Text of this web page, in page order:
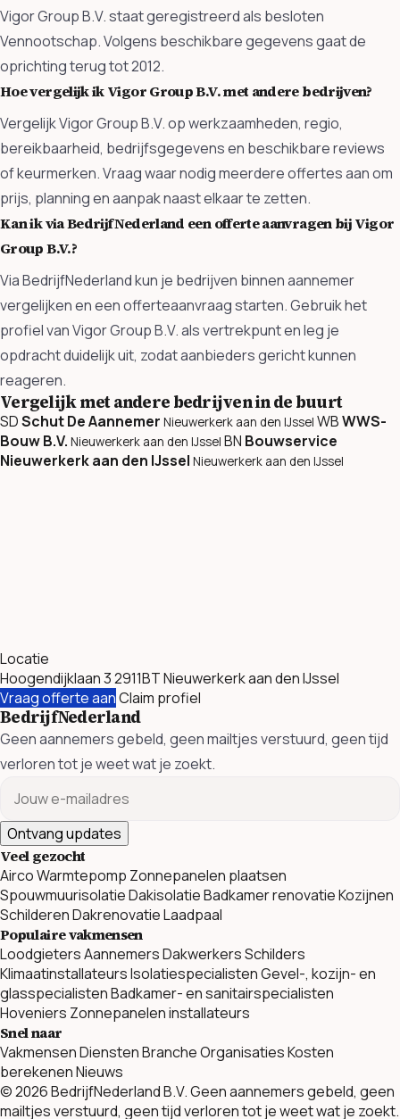
Vigor Group B.V. staat geregistreerd als besloten
Vennootschap. Volgens beschikbare gegevens gaat de
oprichting terug tot 2012.
Hoe vergelijk ik Vigor Group B.V. met andere bedrijven?
Vergelijk Vigor Group B.V. op werkzaamheden, regio,
bereikbaarheid, bedrijfsgegevens en beschikbare reviews
of keurmerken. Vraag waar nodig meerdere offertes aan om
prijs, planning en aanpak naast elkaar te zetten.
Kan ik via BedrijfNederland een offerte aanvragen bij Vigor
Group B.V.?
Via BedrijfNederland kun je bedrijven binnen aannemer
vergelijken en een offerteaanvraag starten. Gebruik het
profiel van Vigor Group B.V. als vertrekpunt en leg je
opdracht duidelijk uit, zodat aanbieders gericht kunnen
reageren.
Vergelijk met andere bedrijven in de buurt
SDSchut De Aannemer Nieuwerkerk aan den IJssel WBWWS-
Bouw B.V. Nieuwerkerk aan den IJssel BN Bouwservice
Nieuwerkerk aan den IJssel Nieuwerkerk aan den IJssel
Locatie
Hoogendijklaan 3 2911BT Nieuwerkerk aan den IJssel
Vraag offerte aanClaim profiel
BedrijfNederland
Geen aannemers gebeld, geen mailtjes verstuurd, geen tijd
verloren tot je weet wat je zoekt.
Ontvang updates
Veel gezocht
AircoWarmtepomp Zonnepanelen plaatsen
SpouwmuurisolatieDakisolatieBadkamer renovatieKozijnen
SchilderenDakrenovatieLaadpaal
Populaire vakmensen
LoodgietersAannemersDakwerkersSchilders
KlimaatinstallateursIsolatiespecialistenGevel-, kozijn- en
glasspecialistenBadkamer- en sanitairspecialisten
Hoveniers Zonnepanelen installateurs
Snel naar
VakmensenDienstenBranche OrganisatiesKosten
berekenenNieuws
© 2026 BedrijfNederland B.V. Geen aannemers gebeld, geen
mailtjes verstuurd, geen tijd verloren tot je weet wat je zoekt.